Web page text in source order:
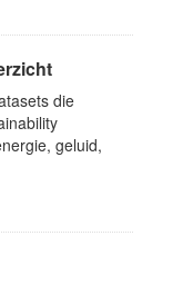
die
geluid,